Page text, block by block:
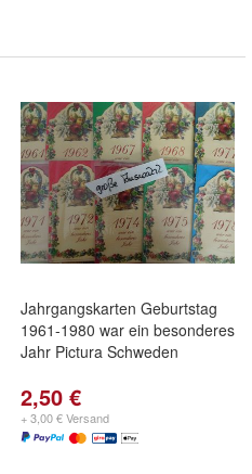
Jahrgangskarten Geburtstag
1961-1980 war ein besonderes
Jahr Pictura Schweden
2,50 €
+ 3,00 € Versand